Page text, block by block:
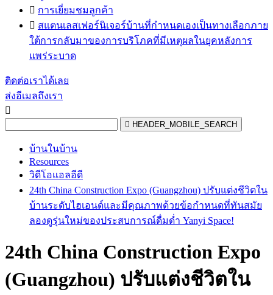
 การเยี่ยมชมลูกค้า
 สแตนเลสเฟอร์นิเจอร์บ้านที่กำหนดเองเป็นทางเลือกภาย
ใต้การกลับมาของการบริโภคที่มีเหตุผลในยุคหลังการ
แพร่ระบาด
ติดต่อเราได้เลย
ส่งอีเมลถึงเรา

 HEADER_MOBILE_SEARCH
บ้านในบ้าน
Resources
วิดีโอแอลอีดี
24th China Construction Expo (Guangzhou) ปรับแต่งชีวิตใน
บ้านระดับไฮเอนด์และมีคุณภาพด้วยข้อกำหนดที่ทันสมัย
ลองดูรุ่นใหม่ของประสบการณ์ดื่มด่ำ Yanyi Space!
24th China Construction Expo
(Guangzhou) ปรับแต่งชีวิตใน